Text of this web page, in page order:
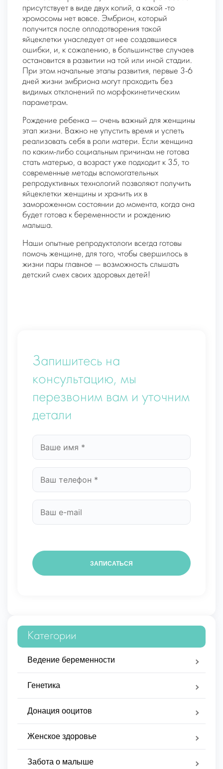
присутствует в виде двух копий, а какой -то
хромосомы нет вовсе. Эмбрион, который
получится после оплодотворения такой
яйцеклетки унаследует от нее создавшиеся
ошибки, и, к сожалению, в большинстве случаев
остановится в развитии на той или иной стадии.
При этом начальные этапы развития, первые 3-6
дней жизни эмбриона могут проходить без
видимых отклонений по морфокинетическим
параметрам.
Рождение ребенка — очень важный для женщины
этап жизни. Важно не упустить время и успеть
реализовать себя в роли матери. Если женщина
по каким-либо социальным причинам не готова
стать матерью, а возраст уже подходит к 35, то
современные методы вспомогательных
репродуктивных технологий позволяют получить
яйцеклетки женщины и хранить их в
замороженном состоянии до момента, когда она
будет готова к беременности и рождению
малыша.
Наши опытные репродуктологи всегда готовы
помочь женщине, для того, чтобы свершилось в
жизни пары главное — возможность слышать
детский смех своих здоровых детей!
Запишитесь на
консультацию, мы
перезвоним вам и уточним
детали
Категории
Ведение беременности
Генетика
Донация ооцитов
Женское здоровье
Забота о малыше